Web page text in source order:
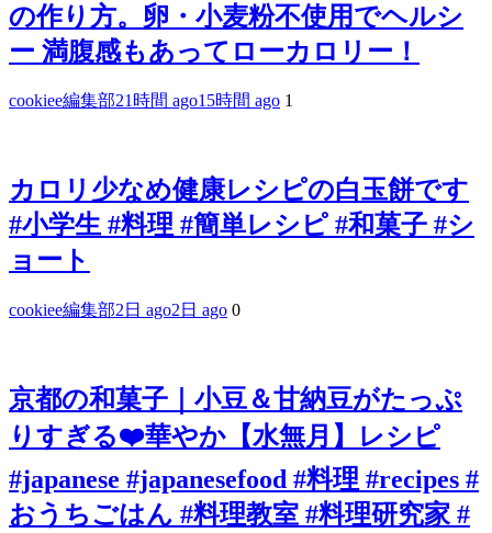
の作り方。卵・小麦粉不使用でヘルシ
ー 満腹感もあってローカロリー！
cookiee編集部21時間 ago15時間 ago 1
カロリ少なめ健康レシピの白玉餅です
#小学生 #料理 #簡単レシピ #和菓子 #シ
ョート
cookiee編集部2日 ago2日 ago 0
京都の和菓子｜小豆＆甘納豆がたっぷ
りすぎる❤️華やか【水無月】レシピ
#japanese #japanesefood #料理 #recipes #
おうちごはん #料理教室 #料理研究家 #